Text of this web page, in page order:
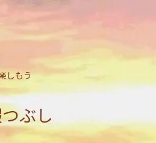
しもう
ぶし